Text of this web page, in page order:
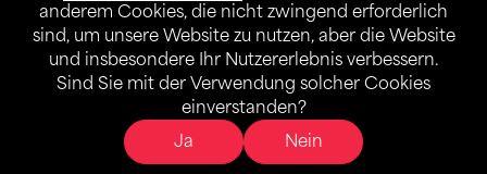
anderem Cookies, die nicht zwingend erforderlich
sind, um unsere Website zu nutzen, aber die Website
und insbesondere Ihr Nutzererlebnis verbessern.
Sind Sie mit der Verwendung solcher Cookies
einverstanden?
Ja
Nein